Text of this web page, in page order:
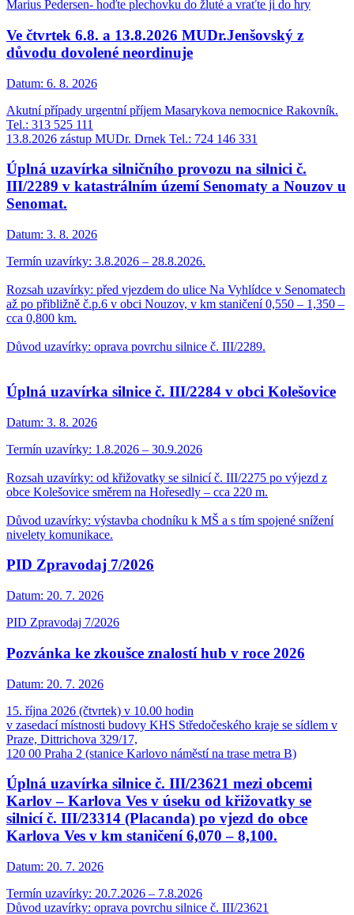
Marius Pedersen- hoďte plechovku do žluté a vraťte ji do hry
Ve čtvrtek 6.8. a 13.8.2026 MUDr.Jenšovský z
důvodu dovolené neordinuje
Datum: 6. 8. 2026
Akutní případy urgentní příjem Masarykova nemocnice Rakovník.
Tel.: 313 525 111
13.8.2026 zástup MUDr. Drnek Tel.: 724 146 331
Úplná uzavírka silničního provozu na silnici č.
III/2289 v katastrálním území Senomaty a Nouzov u
Senomat.
Datum: 3. 8. 2026
Termín uzavírky: 3.8.2026 – 28.8.2026.
Rozsah uzavírky: před vjezdem do ulice Na Vyhlídce v Senomatech
až po přibližně č.p.6 v obci Nouzov, v km staničení 0,550 – 1,350 –
cca 0,800 km.
Důvod uzavírky: oprava povrchu silnice č. III/2289.
Úplná uzavírka silnice č. III/2284 v obci Kolešovice
Datum: 3. 8. 2026
Termín uzavírky: 1.8.2026 – 30.9.2026
Rozsah uzavírky: od křižovatky se silnicí č. III/2275 po výjezd z
obce Kolešovice směrem na Hořesedly – cca 220 m.
Důvod uzavírky: výstavba chodníku k MŠ a s tím spojené snížení
nivelety komunikace.
PID Zpravodaj 7/2026
Datum: 20. 7. 2026
PID Zpravodaj 7/2026
Pozvánka ke zkoušce znalostí hub v roce 2026
Datum: 20. 7. 2026
15. října 2026 (čtvrtek) v 10.00 hodin
v zasedací místnosti budovy KHS Středočeského kraje se sídlem v
Praze, Dittrichova 329/17,
120 00 Praha 2 (stanice Karlovo náměstí na trase metra B)
Úplná uzavírka silnice č. III/23621 mezi obcemi
Karlov – Karlova Ves v úseku od křižovatky se
silnicí č. III/23314 (Placanda) po vjezd do obce
Karlova Ves v km staničení 6,070 – 8,100.
Datum: 20. 7. 2026
Termín uzavírky: 20.7.2026 – 7.8.2026
Důvod uzavírky: oprava povrchu silnice č. III/23621